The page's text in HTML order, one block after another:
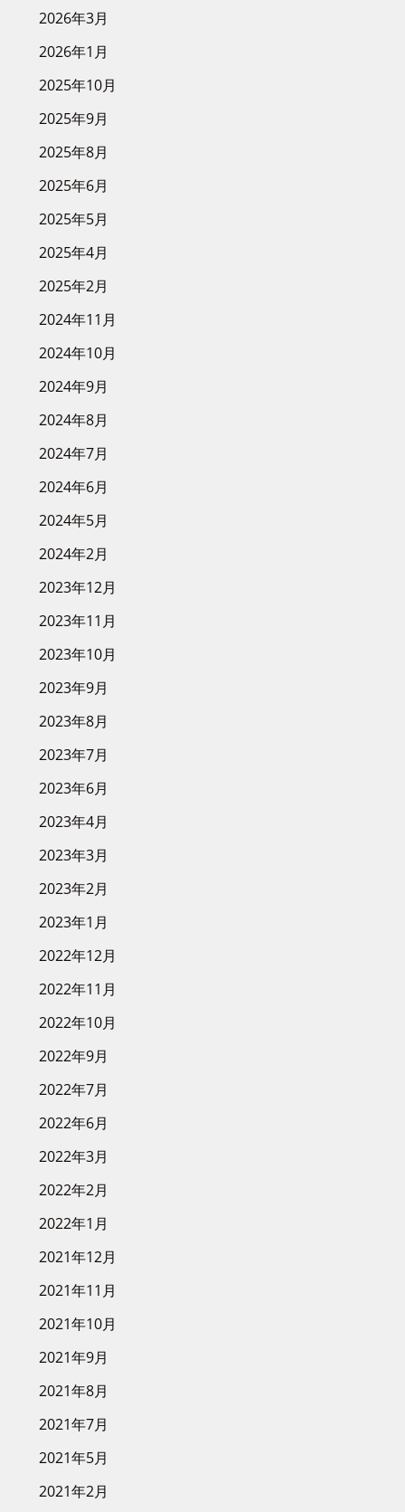
2026年3月
2026年1月
2025年10月
2025年9月
2025年8月
2025年6月
2025年5月
2025年4月
2025年2月
2024年11月
2024年10月
2024年9月
2024年8月
2024年7月
2024年6月
2024年5月
2024年2月
2023年12月
2023年11月
2023年10月
2023年9月
2023年8月
2023年7月
2023年6月
2023年4月
2023年3月
2023年2月
2023年1月
2022年12月
2022年11月
2022年10月
2022年9月
2022年7月
2022年6月
2022年3月
2022年2月
2022年1月
2021年12月
2021年11月
2021年10月
2021年9月
2021年8月
2021年7月
2021年5月
2021年2月